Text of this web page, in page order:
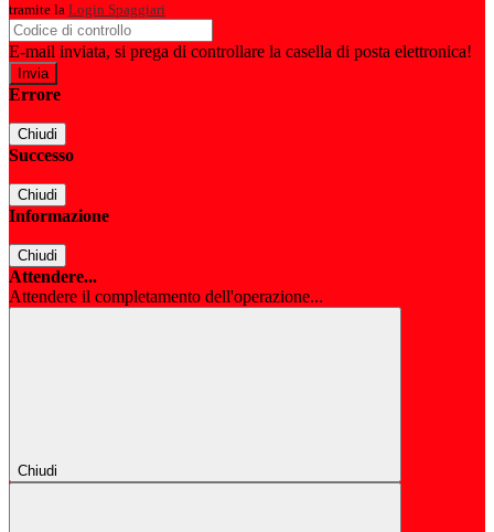
tramite la Login Spaggiari
E-mail inviata, si prega di controllare la casella di posta elettronica!
Errore
Chiudi
Successo
Chiudi
Informazione
Chiudi
Attendere...
Attendere il completamento dell'operazione...
Chiudi